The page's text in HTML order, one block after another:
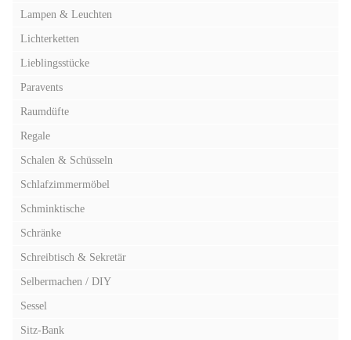
Lampen & Leuchten
Lichterketten
Lieblingsstücke
Paravents
Raumdüfte
Regale
Schalen & Schüsseln
Schlafzimmermöbel
Schminktische
Schränke
Schreibtisch & Sekretär
Selbermachen / DIY
Sessel
Sitz-Bank